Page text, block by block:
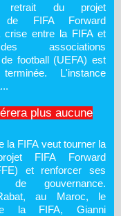
retrait du projet
de FIFA Forward
crise entre la FIFA et
associations
football (UEFA) est
L'instance
plus aucune
la FIFA veut tourner la
FIFA Forward
et renforcer ses
de gouvernance.
au Maroc, le
la FIFA, Gianni